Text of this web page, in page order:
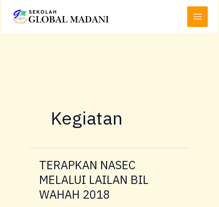
Main
Menu
Kegiatan
TERAPKAN NASEC
MELALUI LAILAN BIL
WAHAH 2018
TERAPKAN
NASEC
MELALUI
LAILAN